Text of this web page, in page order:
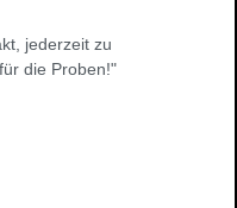
jederzeit zu
die Proben!"